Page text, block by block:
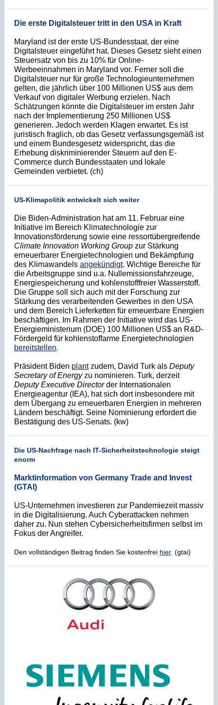
Die erste Digitalsteuer tritt in den USA in Kraft
Maryland ist der erste US-Bundesstaat, der eine
Digitalsteuer eingeführt hat. Dieses Gesetz sieht einen
Steuersatz von bis zu 10% für Online-
Werbeeinnahmen in Maryland vor. Ferner soll die
Digitalsteuer nur für große Technologieunternehmen
gelten, die jährlich über 100 Millionen US$ aus dem
Verkauf von digitaler Werbung erzielen. Nach
Schätzungen könnte die Digitalsteuer im ersten Jahr
nach der Implementierung 250 Millionen US$
generieren. Jedoch werden Klagen erwartet. Es ist
juristisch fraglich, ob das Gesetz verfassungsgemäß ist
und einem Bundesgesetz widerspricht, das die
Erhebung diskriminierender Steuern auf den E-
Commerce durch Bundesstaaten und lokale
Gemeinden verbietet. (ch)
US-Klimapolitik entwickelt sich weiter
Die Biden-Administration hat am 11. Februar eine
Initiative im Bereich Klimatechnologie zur
Innovationsförderung sowie eine ressortübergreifende
Climate Innovation Working Group zur Stärkung
erneuerbarer Energietechnologien und Bekämpfung
des Klimawandels angekündigt. Wichtige Bereiche für
die Arbeitsgruppe sind u.a. Nullemissionsfahrzeuge,
Energiespeicherung und kohlenstofffreier Wasserstoff.
Die Gruppe soll sich auch mit der Forschung zur
Stärkung des verarbeitenden Gewerbes in den USA
und dem Bereich Lieferketten für erneuerbare Energien
beschäftigen. Im Rahmen der Initiative wird das US-
Energieministerium (DOE) 100 Millionen US$ an R&D-
Fördergeld für kohlenstoffarme Energietechnologien
bereitstellen.
Präsident Biden plantzudem, David Turk als Deputy
Secretary of Energyzu nominieren. Turk, derzeit
Deputy Executive Directorder Internationalen
Energieagentur (IEA), hat sich dort insbesondere mit
dem Übergang zu erneuerbaren Energien in mehreren
Ländern beschäftigt. Seine Nominierung erfordert die
Bestätigung des US-Senats. (kw)
Die US-Nachfrage nach IT-Sicherheitstechnologie steigt
enorm
Marktinformation von Germany Trade and Invest
(GTAI)
US-Unternehmen investieren zur Pandemiezeit massiv
in die Digitalisierung. Auch Cyberattacken nehmen
daher zu. Nun stehen Cybersicherheitsfirmen selbst im
Fokus der Angreifer.
Den vollständigen Beitrag finden Sie kostenfrei hier. (gtai)